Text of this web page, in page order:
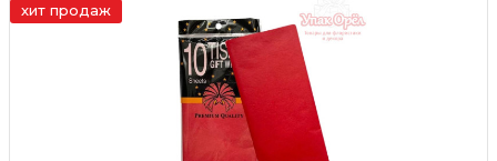
хит продаж